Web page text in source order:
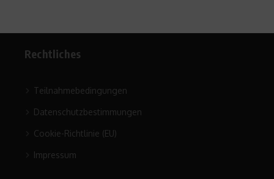
Rechtliches
Teilnahmebedingungen
Datenschutzbestimmungen
Cookie-Richtlinie (EU)
Impressum